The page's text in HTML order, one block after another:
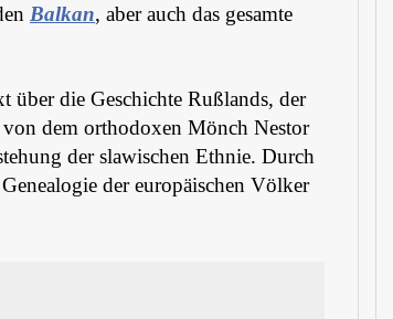
Balkan, aber auch das gesamte
über die Geschichte Rußlands, der
dem orthodoxen Mönch Nestor
der slawischen Ethnie. Durch
der europäischen Völker